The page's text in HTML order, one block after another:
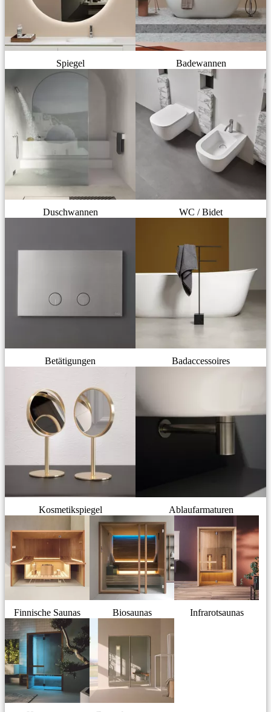
Spiegel Badewannen
Duschwannen WC / Bidet
Betätigungen Badaccessoires
Kosmetikspiegel Ablaufarmaturen
Finnische Saunas Biosaunas Infrarotsaunas